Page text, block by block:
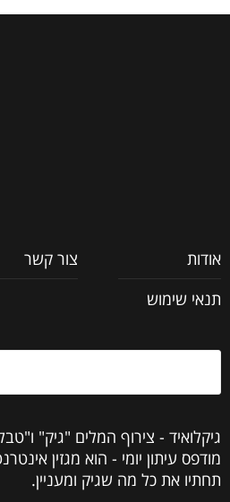
אודות
צור קשר
תנאי שימוש
גיקלואיד - צירוף המלים "גיק"
מודפס עיתון יומי - הוא מגזין
תחתיו את כל מה שגיק ומעניין.